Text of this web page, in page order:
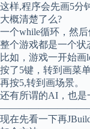
这样,程序会先画5分
大概清楚了么?
一个while循环，然
整个游戏都是一个状
比如，游戏一开始画
按了5键，转到画菜单
再按5,转到画场景。
还有所谓的AI，也是
现在先看一下再